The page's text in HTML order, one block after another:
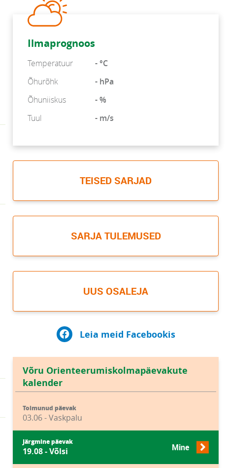
Ilmaprognoos
Temperatuur
- °C
Õhurõhk
- hPa
Õhuniiskus
- %
Tuul
- m/s
TEISED SARJAD
SARJA TULEMUSED
UUS OSALEJA
Leia meid Facebookis
Võru Orienteerumiskolmapäevakute
kalender
Toimunud päevak
03.06 - Vaskpalu
Järgmine päevak
19.08 - Võlsi Mine